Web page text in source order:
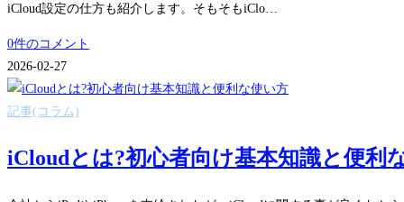
iCloud設定の仕方も紹介します。そもそもiClo…
0件のコメント
2026-02-27
記事(コラム)
iCloudとは?初心者向け基本知識と便利